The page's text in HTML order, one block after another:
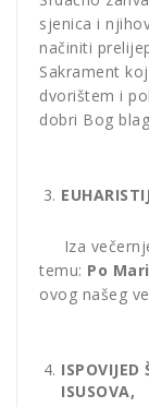
sjenica i
načiniti
Sakrament
dvorištem i
dobri Bog
Iza
temu: Po
ovog našeg
ISPOVIJED
ISUSOVA,